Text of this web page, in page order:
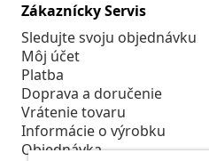
Zákaznícky Servis
Sledujte svoju objednávku
Môj účet
Platba
Doprava a doručenie
Vrátenie tovaru
Informácie o výrobku
Objednávka